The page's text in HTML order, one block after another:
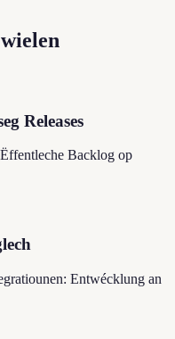
Releases
Backlog op
Entwécklung an